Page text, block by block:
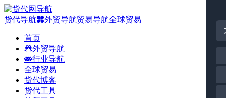
货代导航 外贸导航贸易导航全球贸易
首页
外贸导航
行业导航
全球贸易
货代博客
货代工具